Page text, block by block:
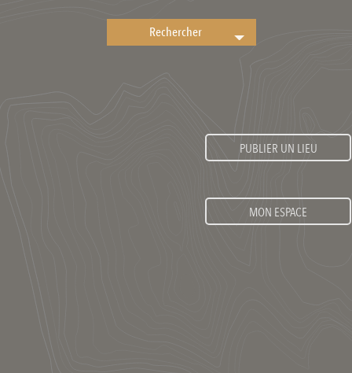
PUBLIER UN LIEU
MON ESPACE